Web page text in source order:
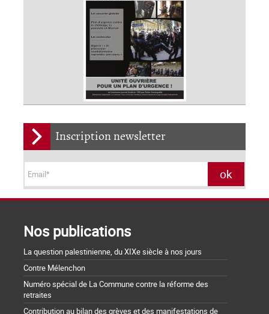
Inscription newsletter
Nos publications
La question palestinienne, du XIXe siècle à nos jours
Contre Mélenchon
Numéro spécial de La Commune contre la réforme des
retraites
Contribution au bilan des grèves et des manifestations de